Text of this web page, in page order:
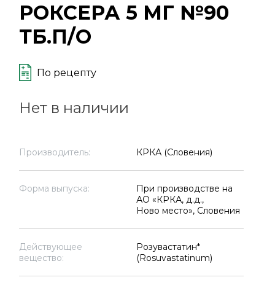
РОКСЕРА 5 МГ №90
ТБ.П/О
По рецепту
Нет в наличии
Производитель: КРКА (Словения)
Форма выпуска:
При производстве на
АО «КРКА, д.д.,
Ново место», Словения
Действующее
вещество:
Розувастатин*
(Rosuvastatinum)